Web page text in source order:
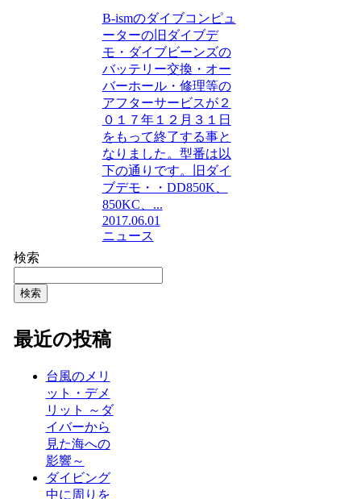
B-ismのダイブコンピュ
ーターの旧ダイブデ
モ・ダイブビーンズの
バッテリー交換・オー
バーホール・修理等の
アフターサービスが２
０１７年１２月３１日
をもって終了する事と
なりました。型番は以
下の通りです。旧ダイ
ブデモ・・DD850K、
850KC、...
2017.06.01
ニュース
検索
検索
最近の投稿
台風のメリ
ット・デメ
リット ～ダ
イバーから
見た海への
影響～
ダイビング
中に周りを